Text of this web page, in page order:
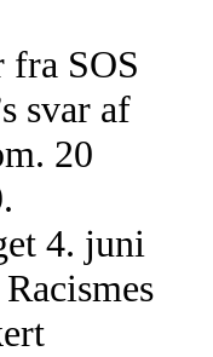
fra SOS
svar af
20
4. juni